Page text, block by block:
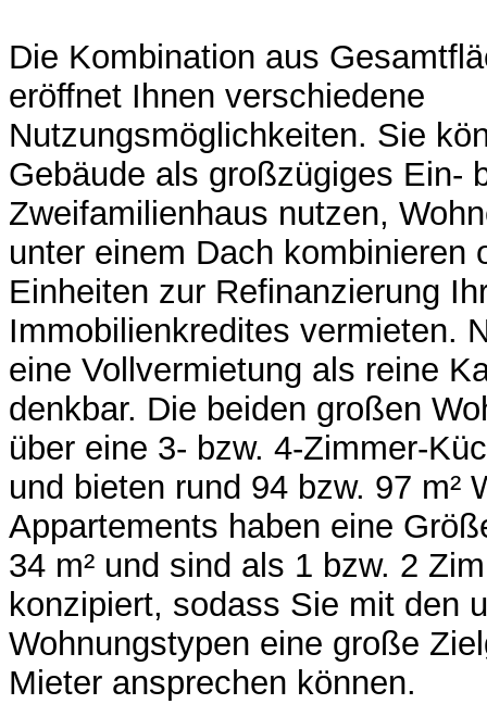
Die Kombination aus
eröffnet Ihnen verschiedene
Nutzungsmöglichkeiten. Sie
Gebäude als großzügiges Ein-
Zweifamilienhaus nutzen,
unter einem Dach kombinieren
Einheiten zur Refinanzierung
Immobilienkredites vermieten.
eine Vollvermietung als reine
denkbar. Die beiden großen
über eine 3- bzw. 4-Zimmer-
und bieten rund 94 bzw. 97 m²
Appartements haben eine
34 m² und sind als 1 bzw. 2
konzipiert, sodass Sie mit den
Wohnungstypen eine große
Mieter ansprechen können.